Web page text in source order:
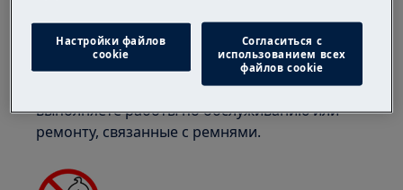
Надевайте защитные перчатки, если вы
выполняете работы по обслуживанию или
ремонту, связанные с ремнями.
Настройки файлов
cookie
Согласиться с
использованием всех
файлов cookie